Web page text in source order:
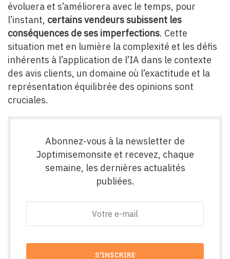
évoluera et s’améliorera avec le temps, pour
l’instant, certains vendeurs subissent les
conséquences de ses imperfections. Cette
situation met en lumière la complexité et les défis
inhérents à l’application de l’IA dans le contexte
des avis clients, un domaine où l’exactitude et la
représentation équilibrée des opinions sont
cruciales.
Abonnez-vous à la newsletter de
Joptimisemonsite et recevez, chaque
semaine, les dernières actualités
publiées.